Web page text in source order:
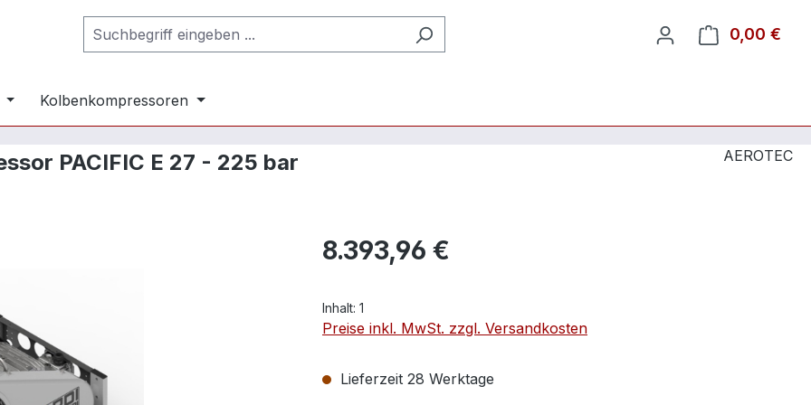
0,00 €
Kolbenkompressoren
PACIFIC E 27 - 225 bar AEROTEC
8.393,96 €
Inhalt: 1
Preise inkl. MwSt. zzgl. Versandkosten
Lieferzeit 28 Werktage